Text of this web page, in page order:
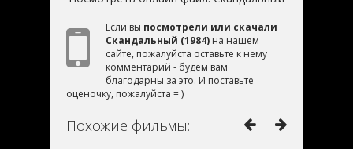
Если вы посмотрели или скачали
Скандальный (1984) на нашем
сайте, пожалуйста оставьте к нему
комментарий - будем вам
благодарны за это. И поставьте
оценочку, пожалуйста = )
Похожие фильмы: